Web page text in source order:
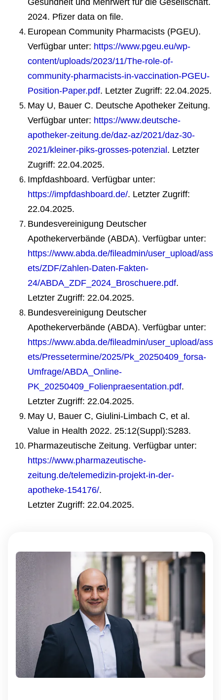
Gesundheit und Mehrwert für die Gesellschaft.
2024. Pfizer data on file.
European Community Pharmacists (PGEU).
Verfügbar unter: https://www.pgeu.eu/wp-
content/uploads/2023/11/The-role-of-
community-pharmacists-in-vaccination-PGEU-
Position-Paper.pdf. Letzter Zugriff: 22.04.2025.
May U, Bauer C. Deutsche Apotheker Zeitung.
Verfügbar unter: https://www.deutsche-
apotheker-zeitung.de/daz-az/2021/daz-30-
2021/kleiner-piks-grosses-potenzial . Letzter
Zugriff: 22.04.2025.
Impfdashboard. Verfügbar unter:
https://impfdashboard.de/. Letzter Zugriff:
22.04.2025.
Bundesvereinigung Deutscher
Apothekerverbände (ABDA). Verfügbar unter:
https://www.abda.de/fileadmin/user_upload/ass
ets/ZDF/Zahlen-Daten-Fakten-
24/ABDA_ZDF_2024_Broschuere.pdf.
Letzter Zugriff: 22.04.2025.
Bundesvereinigung Deutscher
Apothekerverbände (ABDA). Verfügbar unter:
https://www.abda.de/fileadmin/user_upload/ass
ets/Pressetermine/2025/Pk_20250409_forsa-
Umfrage/ABDA_Online-
PK_20250409_Folienpraesentation.pdf.
Letzter Zugriff: 22.04.2025.
May U, Bauer C, Giulini-Limbach C, et al.
Value in Health 2022. 25:12(Suppl):S283.
Pharmazeutische Zeitung. Verfügbar unter:
https://www.pharmazeutische-
zeitung.de/telemedizin-projekt-in-der-
apotheke-154176/.
Letzter Zugriff: 22.04.2025.